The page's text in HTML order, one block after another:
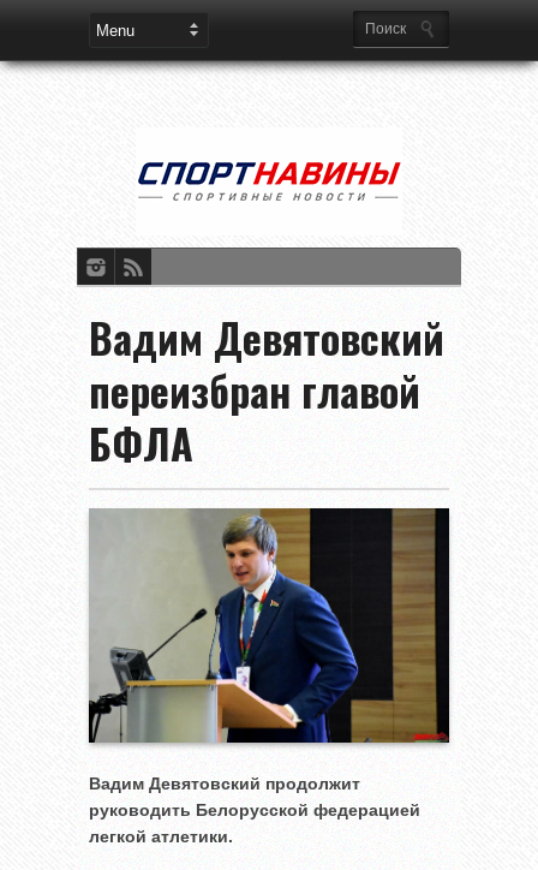
Вадим Девятовский
переизбран главой
БФЛА
Вадим Девятовский продолжит
руководить Белорусской федерацией
легкой атлетики.